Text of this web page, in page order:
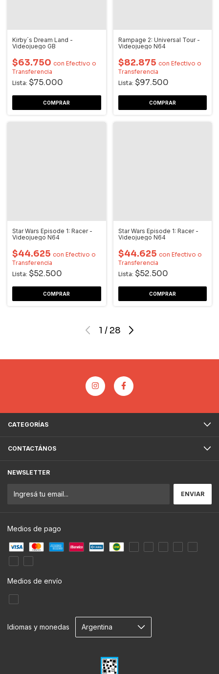
Kirby´s Dream Land -
Videojuego GB
$63.750 con Efectivo o
Transferencia
Lista: $75.000
Rampage 2: Universal Tour -
Videojuego N64
$82.875 con Efectivo o
Transferencia
Lista: $97.500
Star Wars Episode 1: Racer -
Videojuego N64
$44.625 con Efectivo o
Transferencia
Lista: $52.500
Star Wars Episode 1: Racer -
Videojuego N64
$44.625 con Efectivo o
Transferencia
Lista: $52.500
1 / 28
CATEGORÍAS
CONTACTÁNOS
NEWSLETTER
Medios de pago
Medios de envío
Idiomas y monedas